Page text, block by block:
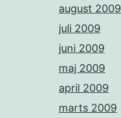
august 2009
juli 2009
juni 2009
maj 2009
april 2009
marts 2009